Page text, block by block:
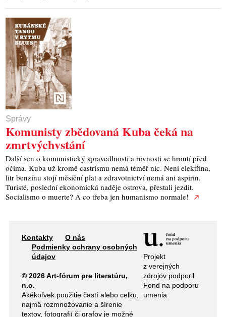
Správy
Komunisty zbědovaná Kuba čeká na
zmrtvýchvstání
Další sen o komunistický spravedlnosti a rovnosti se hroutí před
očima. Kuba už kromě castrismu nemá téměř nic. Není elektřina,
litr benzínu stojí měsíční plat a zdravotnictví nemá ani aspirin.
Turisté, poslední ekonomická naděje ostrova, přestali jezdit.
Socialismo o muerte? A co třeba jen humanismo normale!
Kontakty
O nás
Podmienky ochrany osobných
údajov
© 2026 Art-fórum pre literatúru,
n.o.
Akékoľvek použitie častí alebo celku,
najmä rozmnožovanie a šírenie
textov, fotografií či grafov je možné
Projekt
z verejných
zdrojov podporil
Fond na podporu
umenia